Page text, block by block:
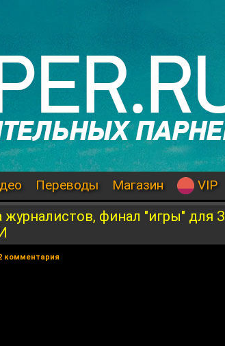
Переводы Магазин VIP
журналистов, финал "игры" для
комментария